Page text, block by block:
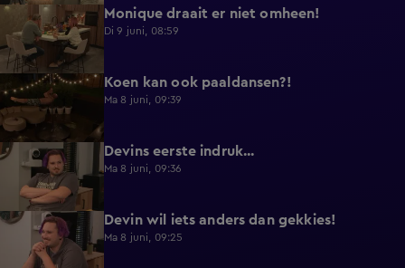
0:29 Monique draait er niet omheen!
Di 9 juni, 08:59
0:38 Koen kan ook paaldansen?!
Ma 8 juni, 09:39
0:30 Devins eerste indruk...
Ma 8 juni, 09:36
0:25 Devin wil iets anders dan gekkies!
Ma 8 juni, 09:25